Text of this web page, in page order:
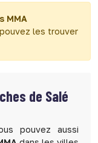
MMA
les trouver
de Salé
pouvez aussi